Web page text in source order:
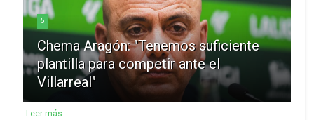
5
Chema Aragón: "Tenemos suficiente
plantilla para competir ante el
Villarreal"
Leer más